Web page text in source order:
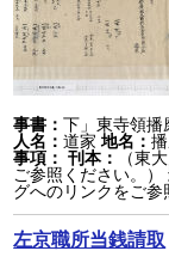
事書：下」東寺領
人名：道家 地名：
事項： 刊本：
（東
ご参照ください。）
グへのリンクをご参
左京職所当銭請取